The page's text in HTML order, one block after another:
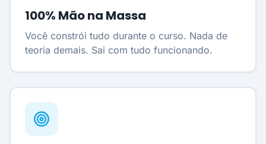
100% Mão na Massa
Você constrói tudo durante o curso. Nada de
teoria demais. Sai com tudo funcionando.